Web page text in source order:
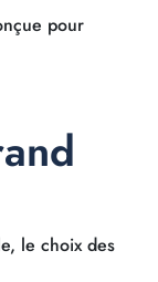
pour
le choix des